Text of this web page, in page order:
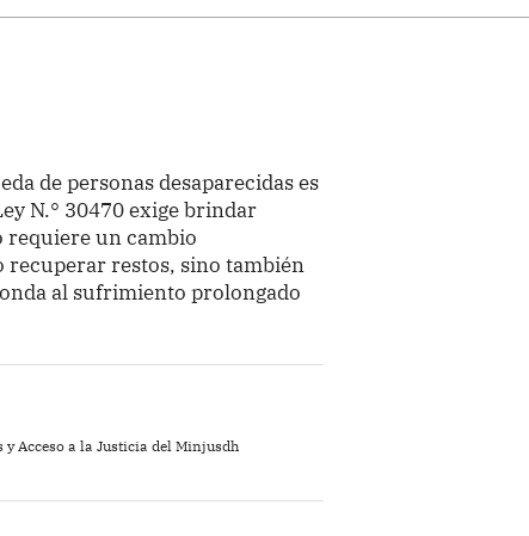
de personas desaparecidas es
N.° 30470 exige brindar
requiere un cambio
recuperar restos, sino también
al sufrimiento prolongado
Acceso a la Justicia del Minjusdh